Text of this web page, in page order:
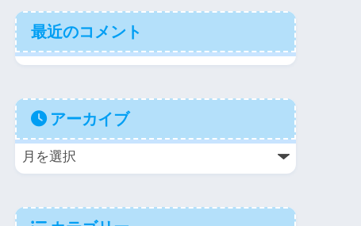
最近のコメント
アーカイブ